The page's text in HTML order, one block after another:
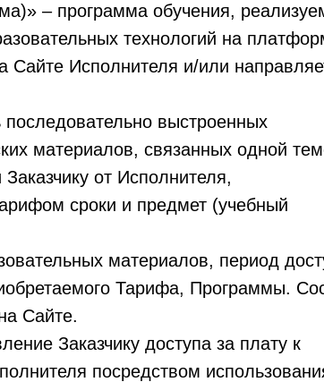
– программа обучения,
технологий на
Сайте Исполнителя и/или
выстроенных
материалов, связанных одной
от Исполнителя,
сроки и предмет (учебный
материалов, период
Тарифа, Программы.
Сайте.
Заказчику доступа за плату к
посредством